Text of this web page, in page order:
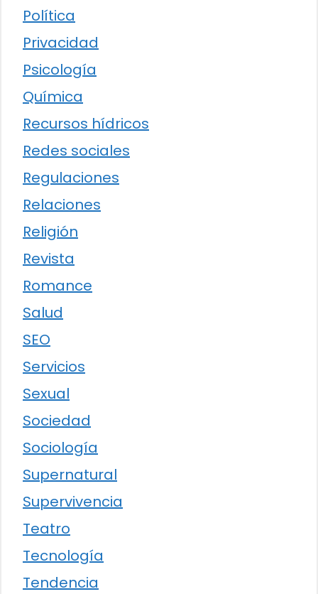
Política
Privacidad
Psicología
Química
Recursos hídricos
Redes sociales
Regulaciones
Relaciones
Religión
Revista
Romance
Salud
SEO
Servicios
Sexual
Sociedad
Sociología
Supernatural
Supervivencia
Teatro
Tecnología
Tendencia